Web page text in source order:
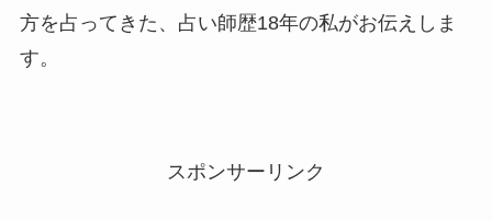
方を占ってきた、占い師歴18年の私がお伝えしま
す。
スポンサーリンク